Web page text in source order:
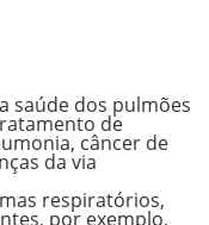
saúde dos pulmões
de
câncer de
da via
respiratórios,
por exemplo,